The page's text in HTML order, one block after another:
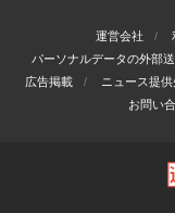
運営会社
パーソナルデータの外部
広告掲載
ニュース提供
お問い